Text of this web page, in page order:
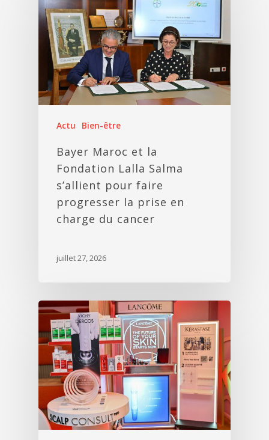
Actu Bien-être
Bayer Maroc et la
Fondation Lalla Salma
s’allient pour faire
progresser la prise en
charge du cancer
juillet 27, 2026